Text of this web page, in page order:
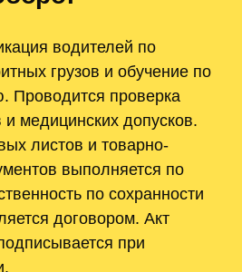
водителей по
грузов и обучение по
Проводится проверка
и медицинских допусков.
листов и товарно-
выполняется по
по сохранности
договором. Акт
при